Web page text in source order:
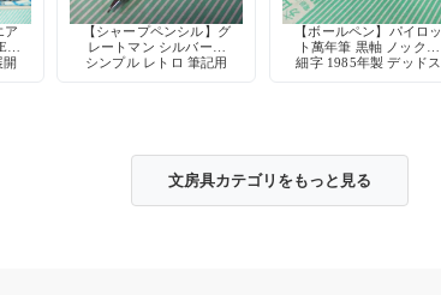
ア
開
【シャープペンシル】グ
レートマン シルバー軸
シンプル レトロ 筆記用
【ボールペン】パイロッ
ト萬年筆 黒軸 ノック式
細字 1985年製 デッドス
文房具カテゴリをもっと見る